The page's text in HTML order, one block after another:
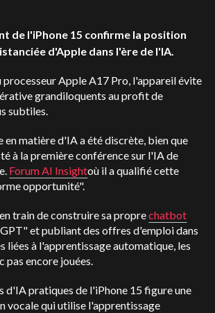
de l'iPhone 15 confirme la position
d'Apple dans l'ère de l'IA.
processeur Apple A17 Pro, l'appareil évite
grandiloquents au profit de
subtiles.
en matière d'IA a été discrète, bien que
à la première conférence sur l'IA de
Forum AI Insightoù il a qualifié cette
opportunité".
train de construire sa proprechatbot
et publiant des offres d'emploi dans
liées à l'apprentissage automatique, les
pas encore jouées.
d'IA pratiques de l'iPhone 15 figure une
vocale qui utilise l'apprentissage